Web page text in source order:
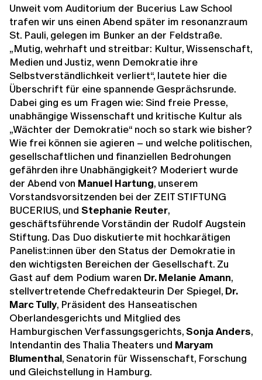
Unweit vom Auditorium der Bucerius Law School
trafen wir uns einen Abend später im resonanzraum
St. Pauli, gelegen im Bunker an der Feldstraße.
„Mutig, wehrhaft und streitbar: Kultur, Wissenschaft,
Medien und Justiz, wenn Demokratie ihre
Selbstverständlichkeit verliert“, lautete hier die
Überschrift für eine spannende Gesprächsrunde.
Dabei ging es um Fragen wie: Sind freie Presse,
unabhängige Wissenschaft und kritische Kultur als
„Wächter der Demokratie“ noch so stark wie bisher?
Wie frei können sie agieren – und welche politischen,
gesellschaftlichen und finanziellen Bedrohungen
gefährden ihre Unabhängigkeit? Moderiert wurde
der Abend von Manuel Hartung, unserem
Vorstandsvorsitzenden bei der ZEIT STIFTUNG
BUCERIUS, und Stephanie Reuter,
geschäftsführende Vorständin der Rudolf Augstein
Stiftung. Das Duo diskutierte mit hochkarätigen
Panelist:innen über den Status der Demokratie in
den wichtigsten Bereichen der Gesellschaft. Zu
Gast auf dem Podium waren Dr. Melanie Amann,
stellvertretende Chefredakteurin Der Spiegel, Dr.
Marc Tully, Präsident des Hanseatischen
Oberlandesgerichts und Mitglied des
Hamburgischen Verfassungsgerichts,Sonja Anders,
Intendantin des Thalia Theaters und Maryam
Blumenthal, Senatorin für Wissenschaft, Forschung
und Gleichstellung in Hamburg.